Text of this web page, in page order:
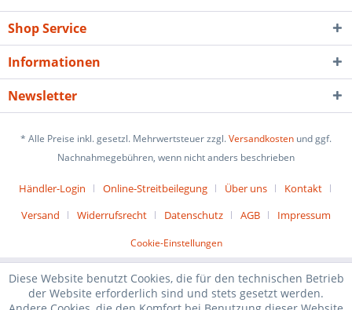
Shop Service
Informationen
Newsletter
* Alle Preise inkl. gesetzl. Mehrwertsteuer zzgl.Versandkosten und ggf.
Nachnahmegebühren, wenn nicht anders beschrieben
Händler-Login Online-Streitbeilegung Über uns
Kontakt
Versand
Widerrufsrecht Datenschutz AGB Impressum
Cookie-Einstellungen
Diese Website benutzt Cookies, die für den technischen Betrieb
der Website erforderlich sind und stets gesetzt werden.